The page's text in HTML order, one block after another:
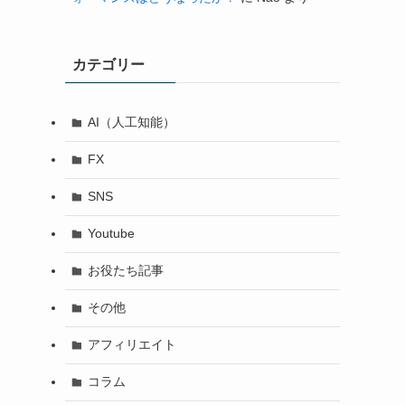
カテゴリー
AI（人工知能）
FX
SNS
Youtube
お役たち記事
その他
アフィリエイト
コラム